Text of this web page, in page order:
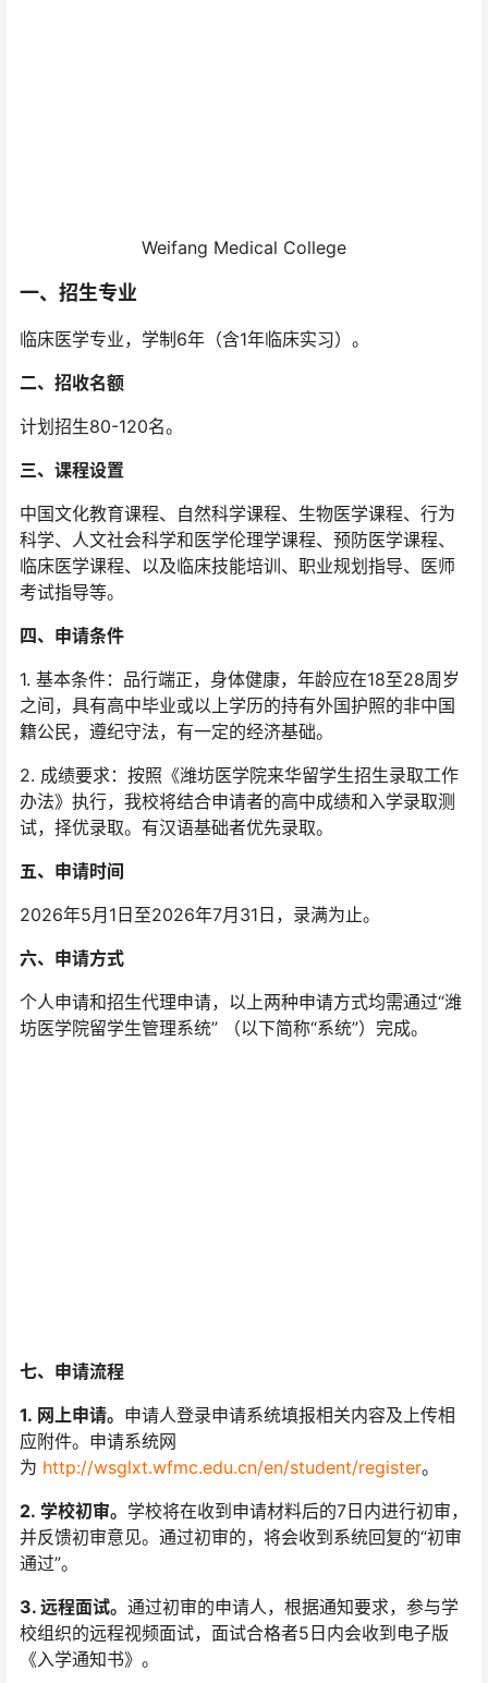
Weifang Medical College
一、招生专业
临床医学专业，学制6年（含1年临床实习）。
二、招收名额
计划招生80-120名。
三、课程设置
中国文化教育课程、自然科学课程、生物医学课程、行为
科学、人文社会科学和医学伦理学课程、预防医学课程、
临床医学课程、以及临床技能培训、职业规划指导、医师
考试指导等。
四、申请条件
1. 基本条件：品行端正，身体健康，年龄应在18至28周岁
之间，具有高中毕业或以上学历的持有外国护照的非中国
籍公民，遵纪守法，有一定的经济基础。
2. 成绩要求：按照《潍坊医学院来华留学生招生录取工作
办法》执行，我校将结合申请者的高中成绩和入学录取测
试，择优录取。有汉语基础者优先录取。
五、申请时间
2026年5月1日至2026年7月31日，录满为止。
六、申请方式
个人申请和招生代理申请，以上两种申请方式均需通过“潍
坊医学院留学生管理系统” （以下简称“系统”）完成。
七、申请流程
1. 网上申请。 申请人登录申请系统填报相关内容及上传相
应附件。申请系统网
为 http://wsglxt.wfmc.edu.cn/en/student/register。
2. 学校初审。 学校将在收到申请材料后的7日内进行初审，
并反馈初审意见。通过初审的，将会收到系统回复的“初审
通过”。
3. 远程面试。 通过初审的申请人，根据通知要求，参与学
校组织的远程视频面试，面试合格者5日内会收到电子版
《入学通知书》。